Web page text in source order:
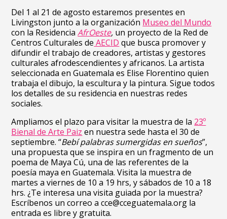
Del 1 al 21 de agosto estaremos presentes en
Livingston junto a la organización Museo del Mundo
con la ResidenciaAfrOeste, un proyecto de la Red de
Centros Culturales de AECID que busca promover y
difundir el trabajo de creadores, artistas y gestores
culturales afrodescendientes y africanos. La artista
seleccionada en Guatemala es Elise Florentino quien
trabaja el dibujo, la escultura y la pintura. Sigue todos
los detalles de su residencia en nuestras redes
sociales.
Ampliamos el plazo para visitar la muestra de la 23º
Bienal de Arte Paiz en nuestra sede hasta el 30 de
septiembre. “Bebí palabras sumergidas en sueños”,
una propuesta que se inspira en un fragmento de un
poema de Maya Cú, una de las referentes de la
poesía maya en Guatemala. Visita la muestra de
martes a viernes de 10 a 19 hrs, y sábados de 10 a 18
hrs. ¿Te interesa una visita guiada por la muestra?
Escríbenos un correo a cce@cceguatemala.org la
entrada es libre y gratuita.